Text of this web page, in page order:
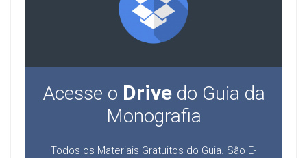
Acesse o Drivedo Guia da
Monografia
Todos os Materiais Gratuitos do Guia. São E-